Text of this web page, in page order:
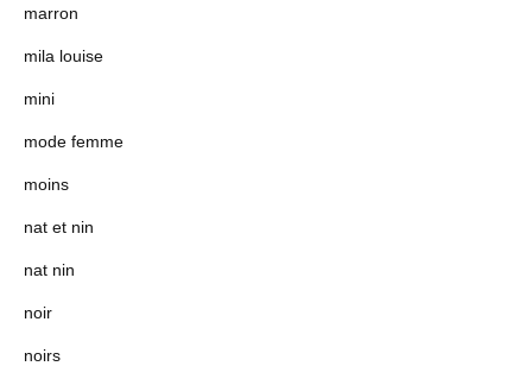
marron
mila louise
mini
mode femme
moins
nat et nin
nat nin
noir
noirs